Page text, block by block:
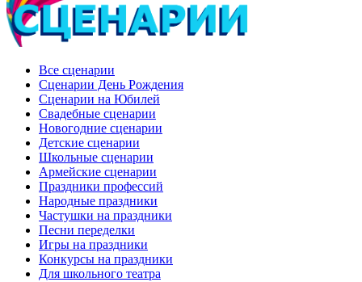
Все сценарии
Сценарии День Рождения
Сценарии на Юбилей
Свадебные сценарии
Новогодние сценарии
Детские сценарии
Школьные сценарии
Армейские сценарии
Праздники профессий
Народные праздники
Частушки на праздники
Песни переделки
Игры на праздники
Конкурсы на праздники
Для школьного театра